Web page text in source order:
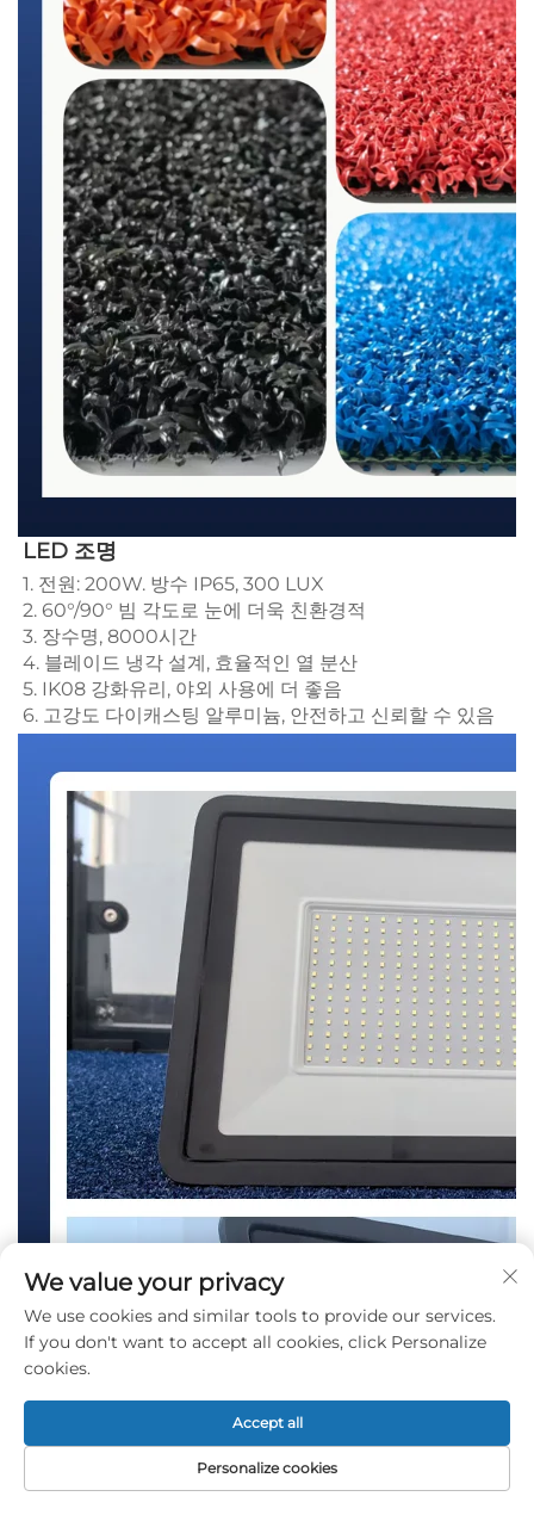
LED 조명
1. 전원: 200W. 방수 IP65, 300 LUX
2. 60°/90° 빔 각도로 눈에 더욱 친환경적
3. 장수명, 8000시간
4. 블레이드 냉각 설계, 효율적인 열 분산
5. IK08 강화유리, 야외 사용에 더 좋음
6. 고강도 다이캐스팅 알루미늄, 안전하고 신뢰할 수 있음
We value your privacy
We use cookies and similar tools to provide our services.
If you don't want to accept all cookies, click Personalize
cookies.
Personalize cookies
Accept all